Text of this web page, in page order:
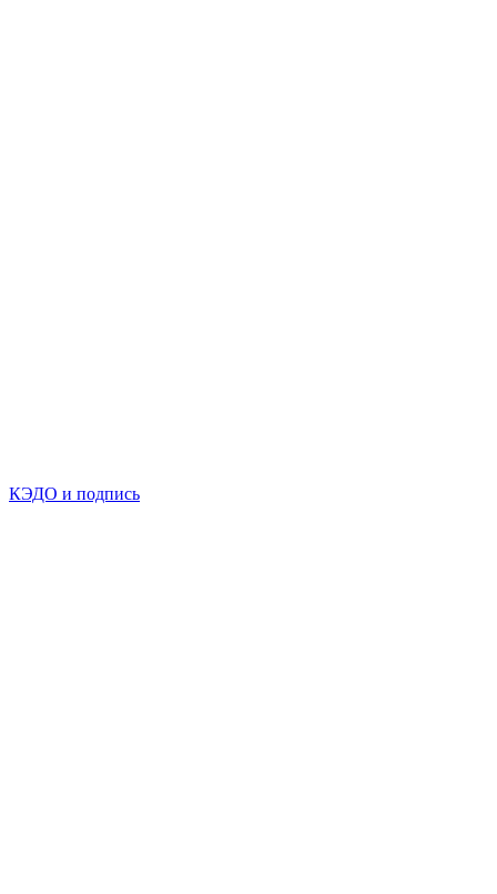
КЭДО и подпись